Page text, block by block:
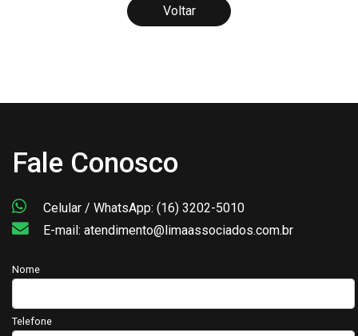
Voltar
Fale Conosco
Celular / WhatsApp: (16) 3202-5010
E-mail: atendimento@limaassociados.com.br
Nome
Telefone